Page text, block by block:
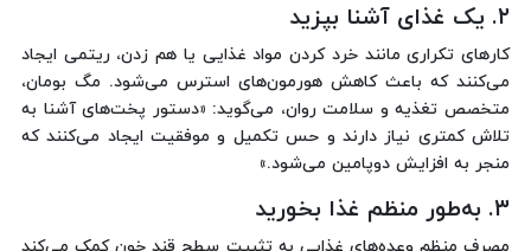
۲. یک غذای آشنا بپزید
کارهای تکراری مانند خرد کردن مواد غذایی یا هم زدن، ریتمی ایجاد
می‌کنند که باعث کاهش هورمون‌های استرس می‌شود. مگ بومان،
متخصص تغذیه و سلامت روان، می‌گوید: «دستور پخت‌های آشنا به
تلاش کمتری نیاز دارند و حس تکمیل و موفقیت ایجاد می‌کنند که
منجر به افزایش دوپامین می‌شود.»
۳. به‌طور منظم غذا بخورید